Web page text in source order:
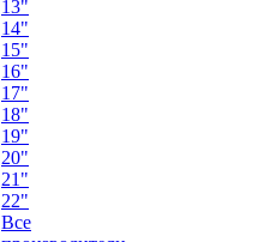
13"
14"
15"
16"
17"
18"
19"
20"
21"
22"
Все